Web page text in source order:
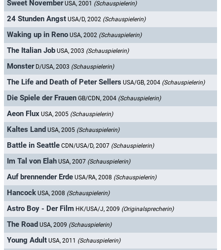
Sweet November USA, 2001 (Schauspielerin)
24 Stunden Angst USA/D, 2002 (Schauspielerin)
Waking up in Reno USA, 2002 (Schauspielerin)
The Italian Job USA, 2003 (Schauspielerin)
Monster D/USA, 2003 (Schauspielerin)
The Life and Death of Peter Sellers USA/GB, 2004 (Schauspielerin)
Die Spiele der Frauen GB/CDN, 2004 (Schauspielerin)
Aeon Flux USA, 2005 (Schauspielerin)
Kaltes Land USA, 2005 (Schauspielerin)
Battle in Seattle CDN/USA/D, 2007 (Schauspielerin)
Im Tal von Elah USA, 2007 (Schauspielerin)
Auf brennender Erde USA/RA, 2008 (Schauspielerin)
Hancock USA, 2008 (Schauspielerin)
Astro Boy - Der Film HK/USA/J, 2009 (Originalsprecherin)
The Road USA, 2009 (Schauspielerin)
Young Adult USA, 2011 (Schauspielerin)